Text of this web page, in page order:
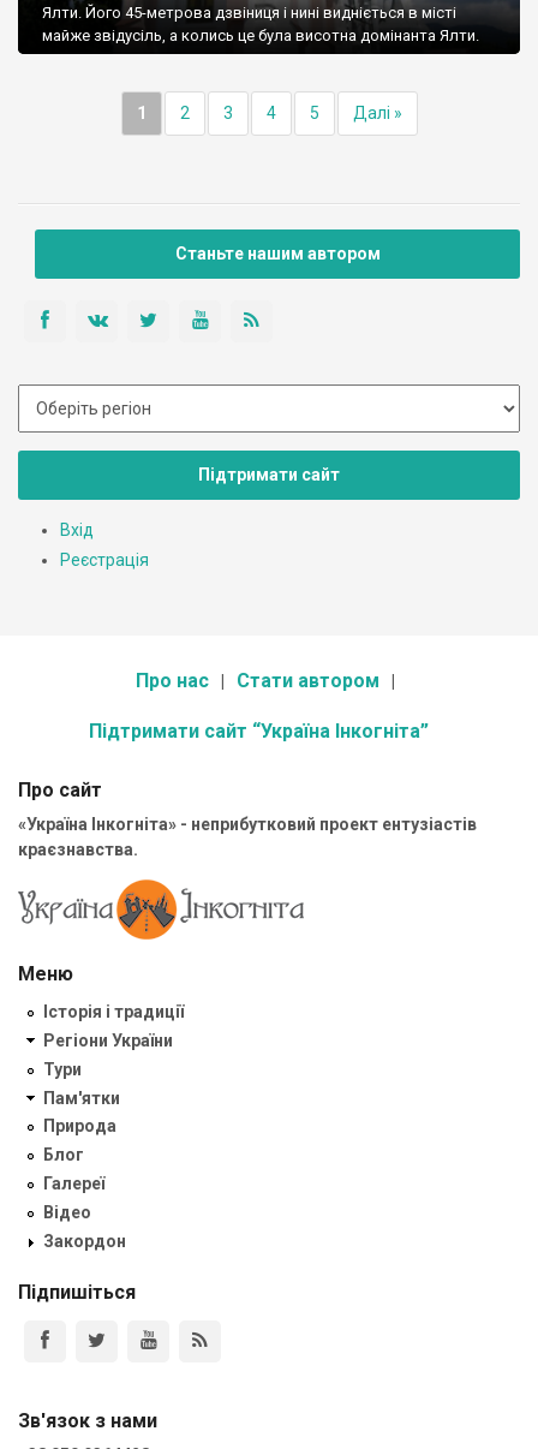
Ялти. Його 45-метрова дзвіниця і нині видніється в місті
майже звідусіль, а колись це була висотна домінанта Ялти.
1 2 3 4 5 Далі »
Станьте нашим автором
Підтримати сайт
Вхід
Реєстрація
Про нас Стати автором
Підтримати сайт “Україна Інкогніта”
Про сайт
«Україна Інкогніта» - неприбутковий проект ентузіастів
краєзнавства.
Меню
Історія і традиції
Регіони України
Тури
Пам'ятки
Природа
Блог
Галереї
Відео
Закордон
Підпишіться
Зв'язок з нами